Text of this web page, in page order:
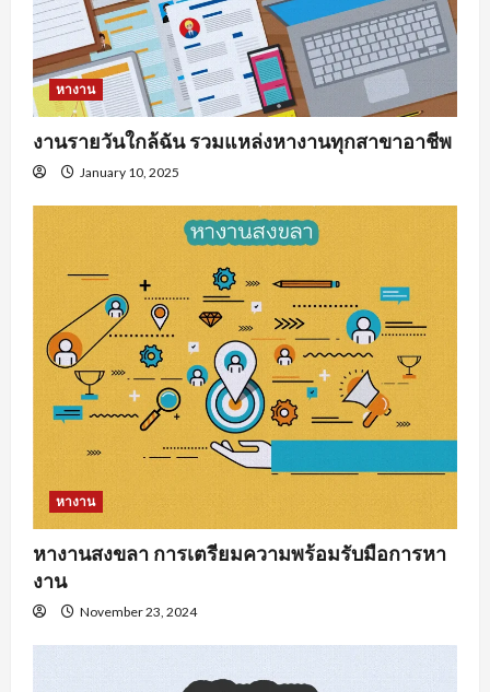
หางาน
งานรายวันใกล้ฉัน รวมแหล่งหางานทุกสาขาอาชีพ
January 10, 2025
หางาน
หางานสงขลา การเตรียมความพร้อมรับมือการหา
งาน
November 23, 2024